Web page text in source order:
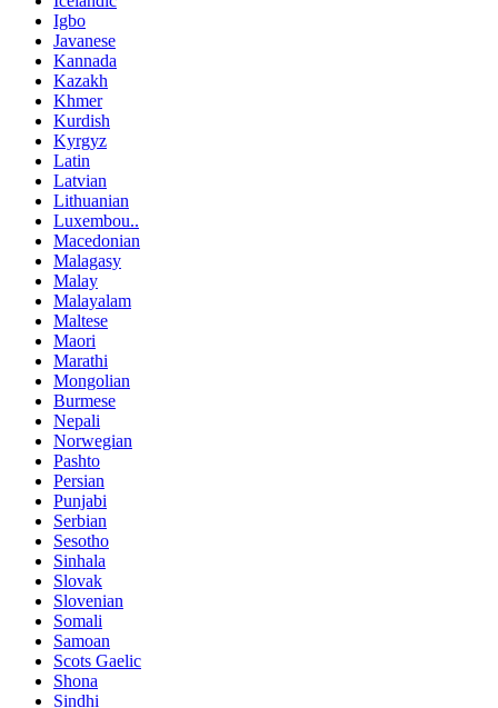
Igbo
Javanese
Kannada
Kazakh
Khmer
Kurdish
Kyrgyz
Latin
Latvian
Lithuanian
Luxembou..
Macedonian
Malagasy
Malay
Malayalam
Maltese
Maori
Marathi
Mongolian
Burmese
Nepali
Norwegian
Pashto
Persian
Punjabi
Serbian
Sesotho
Sinhala
Slovak
Slovenian
Somali
Samoan
Scots Gaelic
Shona
Sindhi